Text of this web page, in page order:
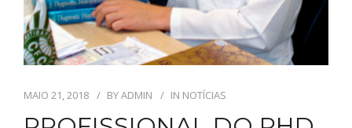
MAIO 21, 2018 BYADMIN IN NOTÍCIAS